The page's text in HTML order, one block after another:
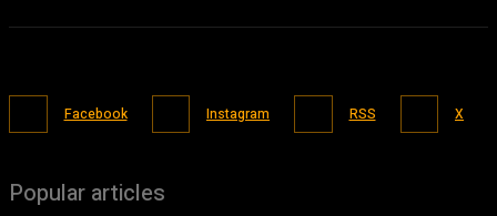
Facebook Instagram RSS X
Popular articles